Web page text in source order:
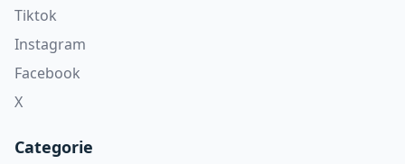
Tiktok
Instagram
Facebook
X
Categorie